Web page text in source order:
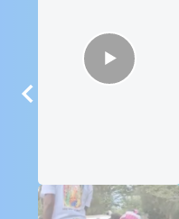
🇮🇱🇰🇪 Israël au